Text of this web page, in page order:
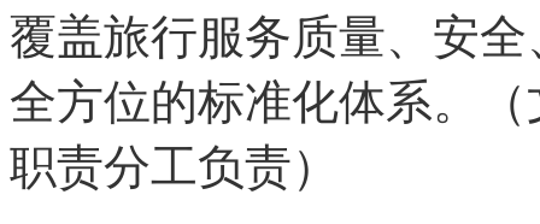
覆盖旅行服务质量、安
全方位的标准化体系。
职责分工负责）